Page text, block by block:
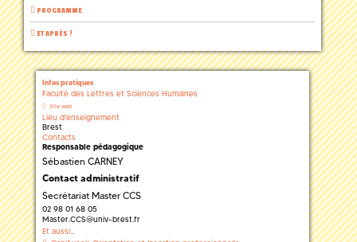
PROGRAMME
ET APRÈS ?
Infos pratiques
Faculté des Lettres et Sciences Humaines
Site web
Lieu d'enseignement
Brest
Contacts
Responsable pédagogique
Sébastien CARNEY
Contact administratif
Secrétariat Master CCS
02 98 01 68 05
Master.CCS@univ-brest.fr
Et aussi...